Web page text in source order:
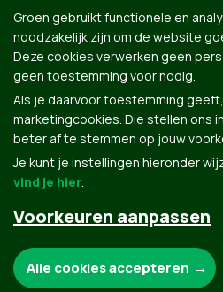
Groen.be
Groen gebruikt functionele en
noodzakelijk zijn om de website
Deze cookies verwerken geen
geen toestemming voor nodig.
Als je daarvoor toestemming
marketingcookies. Die stellen ons
beter af te stemmen op jouw
Je kunt je instellingen hieronder
vind je hier.
Voorkeuren aanpassen
Alle cookies accepteren